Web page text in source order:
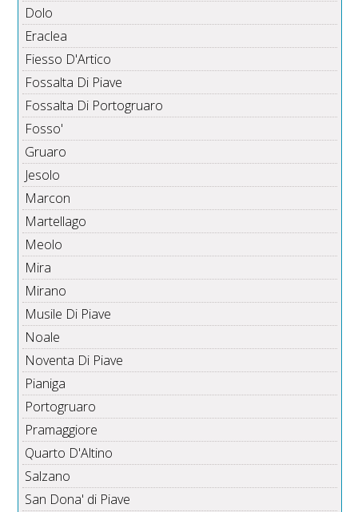
Dolo
Eraclea
Fiesso D'Artico
Fossalta Di Piave
Fossalta Di Portogruaro
Fosso'
Gruaro
Jesolo
Marcon
Martellago
Meolo
Mira
Mirano
Musile Di Piave
Noale
Noventa Di Piave
Pianiga
Portogruaro
Pramaggiore
Quarto D'Altino
Salzano
San Dona' di Piave